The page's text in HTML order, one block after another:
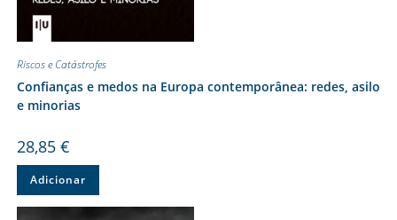
Riscos e Catástrofes
Confianças e medos na Europa contemporânea: redes, asilo
e minorias
28,85 €
Adicionar